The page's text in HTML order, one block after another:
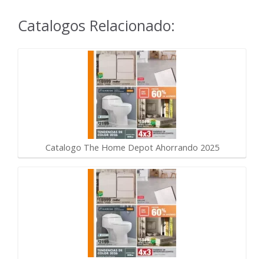
Catalogos Relacionado:
Catalogo The Home Depot Ahorrando 2025